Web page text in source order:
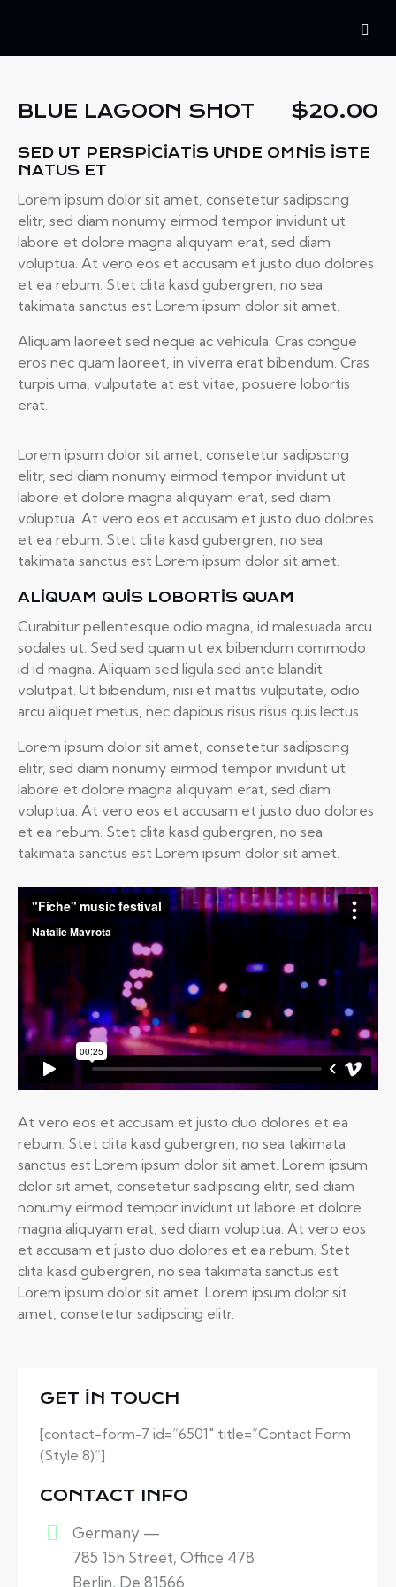
BLUE LAGOON SHOT $20.00
SED UT PERSPICIATIS UNDE OMNIS ISTE
NATUS ET
Lorem ipsum dolor sit amet, consetetur sadipscing
elitr, sed diam nonumy eirmod tempor invidunt ut
labore et dolore magna aliquyam erat, sed diam
voluptua. At vero eos et accusam et justo duo dolores
et ea rebum. Stet clita kasd gubergren, no sea
takimata sanctus est Lorem ipsum dolor sit amet.
Aliquam laoreet sed neque ac vehicula. Cras congue
eros nec quam laoreet, in viverra erat bibendum. Cras
turpis urna, vulputate at est vitae, posuere lobortis
erat.
Lorem ipsum dolor sit amet, consetetur sadipscing
elitr, sed diam nonumy eirmod tempor invidunt ut
labore et dolore magna aliquyam erat, sed diam
voluptua. At vero eos et accusam et justo duo dolores
et ea rebum. Stet clita kasd gubergren, no sea
takimata sanctus est Lorem ipsum dolor sit amet.
ALIQUAM QUIS LOBORTIS QUAM
Curabitur pellentesque odio magna, id malesuada arcu
sodales ut. Sed sed quam ut ex bibendum commodo
id id magna. Aliquam sed ligula sed ante blandit
volutpat. Ut bibendum, nisi et mattis vulputate, odio
arcu aliquet metus, nec dapibus risus risus quis lectus.
Lorem ipsum dolor sit amet, consetetur sadipscing
elitr, sed diam nonumy eirmod tempor invidunt ut
labore et dolore magna aliquyam erat, sed diam
voluptua. At vero eos et accusam et justo duo dolores
et ea rebum. Stet clita kasd gubergren, no sea
takimata sanctus est Lorem ipsum dolor sit amet.
At vero eos et accusam et justo duo dolores et ea
rebum. Stet clita kasd gubergren, no sea takimata
sanctus est Lorem ipsum dolor sit amet. Lorem ipsum
dolor sit amet, consetetur sadipscing elitr, sed diam
nonumy eirmod tempor invidunt ut labore et dolore
magna aliquyam erat, sed diam voluptua. At vero eos
et accusam et justo duo dolores et ea rebum. Stet
clita kasd gubergren, no sea takimata sanctus est
Lorem ipsum dolor sit amet. Lorem ipsum dolor sit
amet, consetetur sadipscing elitr.
GET IN TOUCH
[contact-form-7 id=”6501″ title=”Contact Form
(Style 8)”]
CONTACT INFO
Germany —
785 15h Street, Office 478
Berlin, De 81566